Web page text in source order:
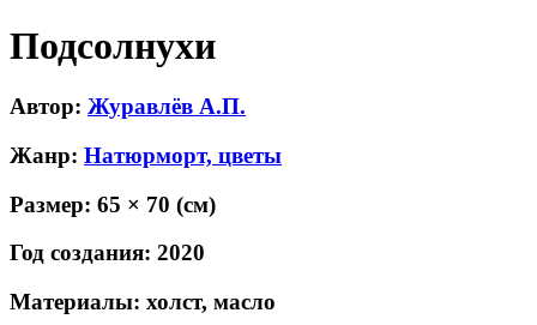
Подсолнухи
Автор: Журавлёв А.П.
Жанр: Натюрморт, цветы
Размер: 65 × 70 (см)
Год создания: 2020
Материалы: холст, масло